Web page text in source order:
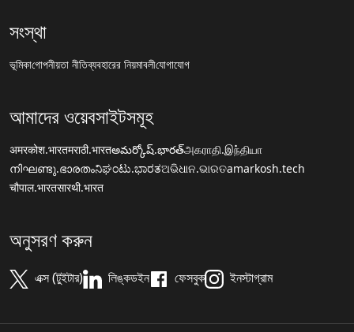
সংস্থা
ভূমিকাগোপনীয়তা নীতিব্যবহারের নিয়মাবলীযোগাযোগ
আমাদের ওয়েবসাইটসমূহ
अमरकोश.भारतमराठी.भारतఅమర్కోష్.భారత్அகராதி.இந்தியா
നിഘണ്ടു.ഭാരതംನಿಘಂಟು.ಭಾರತଅଭିଧାନ.ଭାରତamarkosh.tech
चौपाल.भारतसारथी.भारत
অনুসরণ করুন
এক্স (টুইটার) লিঙ্কডইন ফেসবুক ইনস্টাগ্রাম